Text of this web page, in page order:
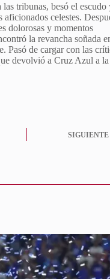
tribunas, besó el escudo
celestes.
dolorosas y momentos
la revancha soñada
Pasó de cargar con las
devolvió a Cruz Azul a
SIGUIENTE